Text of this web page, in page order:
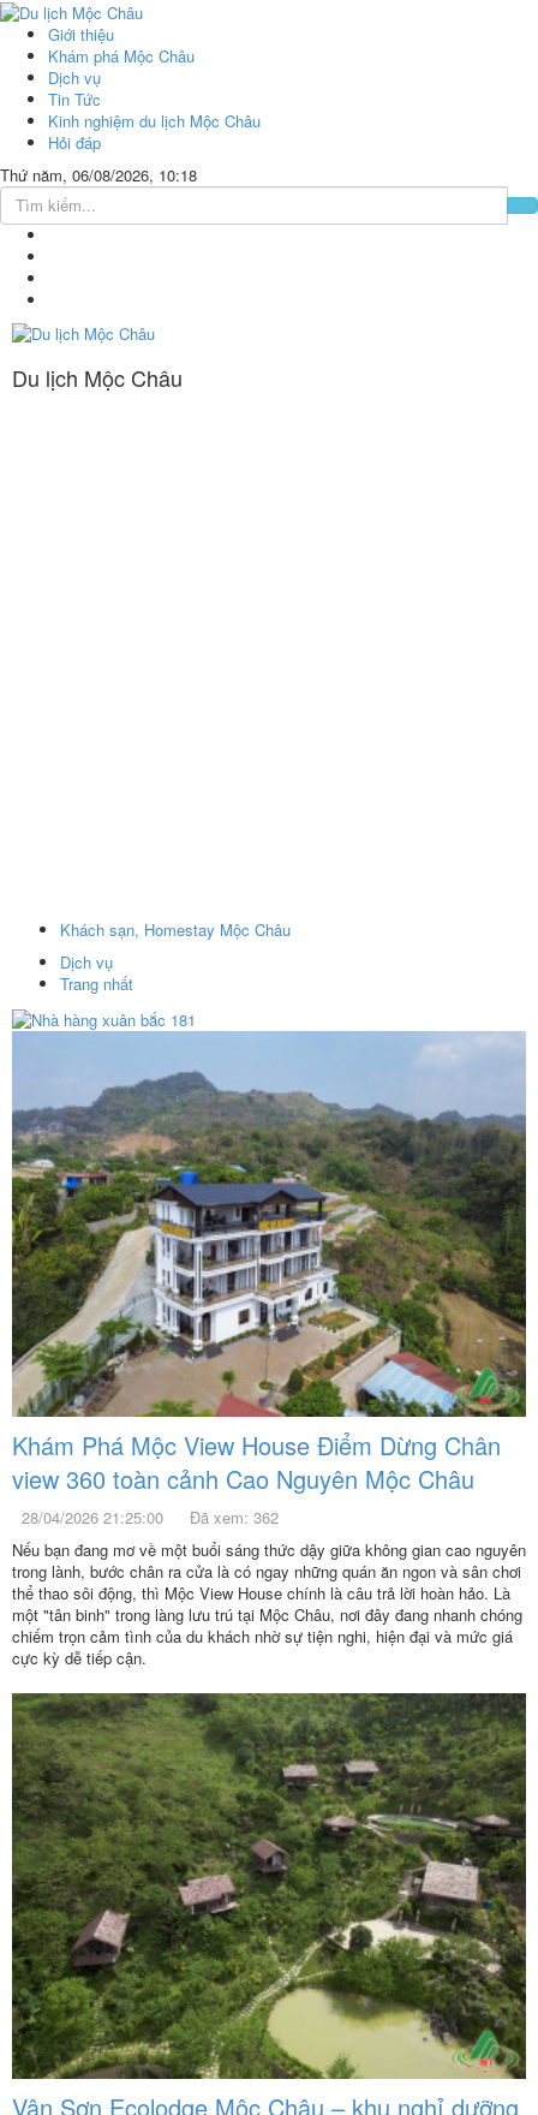
Giới thiệu
Khám phá Mộc Châu
Dịch vụ
Tin Tức
Kinh nghiệm du lịch Mộc Châu
Hỏi đáp
Thứ năm, 06/08/2026, 10:18
Du lịch Mộc Châu
Khách sạn, Homestay Mộc Châu
Dịch vụ
Trang nhất
Khám Phá Mộc View House Điểm Dừng Chân
view 360 toàn cảnh Cao Nguyên Mộc Châu
28/04/2026 21:25:00
Đã xem: 362
Nếu bạn đang mơ về một buổi sáng thức dậy giữa không gian cao nguyên
trong lành, bước chân ra cửa là có ngay những quán ăn ngon và sân chơi
thể thao sôi động, thì Mộc View House chính là câu trả lời hoàn hảo. Là
một "tân binh" trong làng lưu trú tại Mộc Châu, nơi đây đang nhanh chóng
chiếm trọn cảm tình của du khách nhờ sự tiện nghi, hiện đại và mức giá
cực kỳ dễ tiếp cận.
Vân Sơn Ecolodge Mộc Châu – khu nghỉ dưỡng